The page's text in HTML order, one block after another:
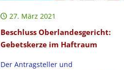
27. März 2021
Beschluss Oberlandesgericht:
Gebetskerze im Haftraum
Der Antragsteller und